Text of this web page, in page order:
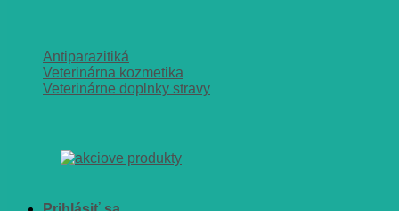
Antiparazitiká
Veterinárna kozmetika
Veterinárne doplnky stravy